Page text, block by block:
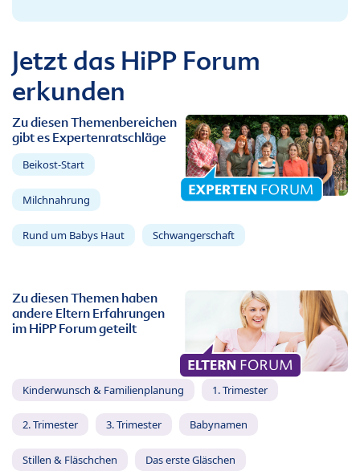
Jetzt das HiPP Forum
erkunden
Zu diesen Themenbereichen
gibt es Expertenratschläge
Beikost-Start
Milchnahrung
Rund um Babys Haut Schwangerschaft
Zu diesen Themen haben
andere Eltern Erfahrungen
im HiPP Forum geteilt
Kinderwunsch & Familienplanung 1. Trimester
2. Trimester 3. Trimester Babynamen
Stillen & Fläschchen Das erste Gläschen